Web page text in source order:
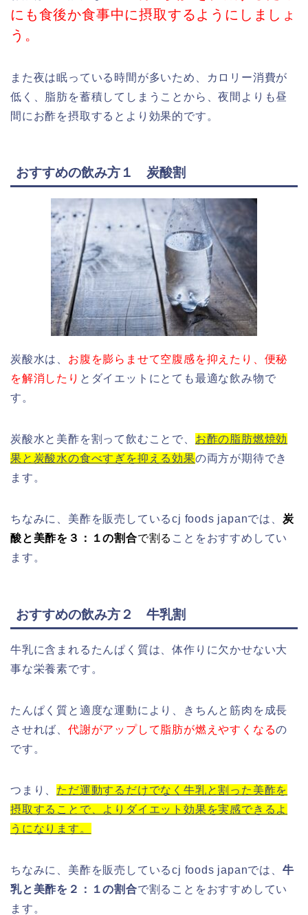
にも食後か食事中に摂取するようにしましょ
う。
また夜は眠っている時間が多いため、カロリー消費が
低く、脂肪を蓄積してしまうことから、夜間よりも昼
間にお酢を摂取するとより効果的です。
おすすめの飲み方１ 炭酸割
炭酸水は、 お腹を膨らませて空腹感を抑えたり、便秘
を解消したり とダイエットにとても最適な飲み物で
す。
炭酸水と美酢を割って飲むことで、 お酢の脂肪燃焼効
果と炭酸水の食べすぎを抑える効果の両方が期待でき
ます。
ちなみに、美酢を販売しているcj foods japanでは、 炭
酸と美酢を３：１の割合で割る ことをおすすめしてい
ます。
おすすめの飲み方２ 牛乳割
牛乳に含まれるたんぱく質は、体作りに欠かせない大
事な栄養素です。
たんぱく質と適度な運動により、きちんと筋肉を成長
させれば、 代謝がアップして脂肪が燃えやすくなるの
です。
つまり、 ただ運動するだけでなく牛乳と割った美酢を
摂取することで、よりダイエット効果を実感できるよ
うになります。
ちなみに、美酢を販売しているcj foods japanでは、 牛
乳と美酢を２：１の割合で割ることをおすすめしてい
ます。